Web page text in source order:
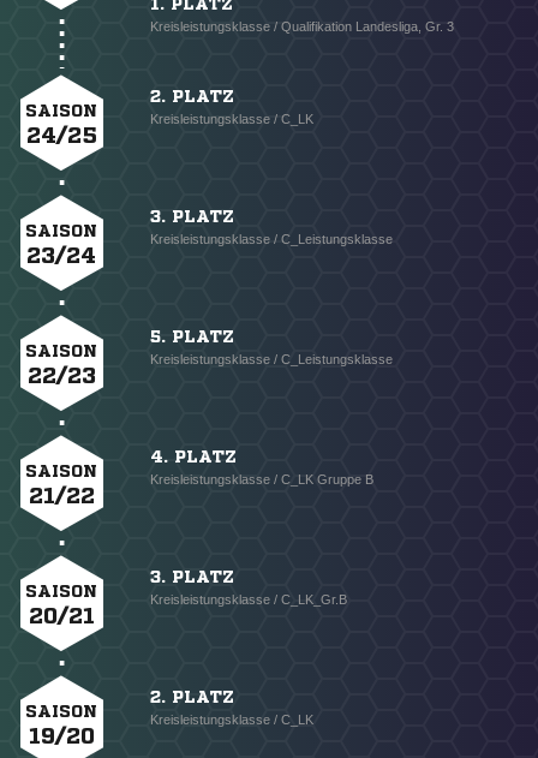
1. PLATZ
Kreisleistungsklasse / Qualifikation Landesliga, Gr. 3
SAISON
24/25
2. PLATZ
Kreisleistungsklasse / C_LK
SAISON
23/24
3. PLATZ
Kreisleistungsklasse / C_Leistungsklasse
SAISON
22/23
5. PLATZ
Kreisleistungsklasse / C_Leistungsklasse
SAISON
21/22
4. PLATZ
Kreisleistungsklasse / C_LK Gruppe B
SAISON
20/21
3. PLATZ
Kreisleistungsklasse / C_LK_Gr.B
SAISON
19/20
2. PLATZ
Kreisleistungsklasse / C_LK